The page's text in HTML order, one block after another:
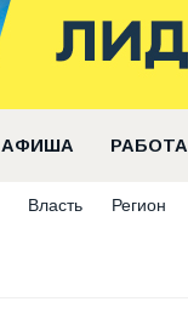
АФИША РАБОТА
Власть Регион